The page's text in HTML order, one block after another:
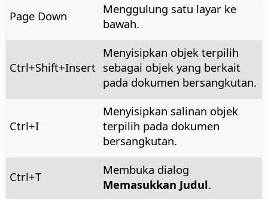
Page Down
Menggulung satu layar ke
bawah.
Ctrl+Shift+Insert
Menyisipkan objek terpilih
sebagai objek yang berkait
pada dokumen bersangkutan.
Ctrl+I
Menyisipkan salinan objek
terpilih pada dokumen
bersangkutan.
Ctrl+T
Membuka dialog
Memasukkan Judul.